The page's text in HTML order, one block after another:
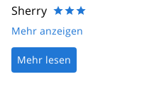
Sherry
Mehr anzeigen
Mehr lesen